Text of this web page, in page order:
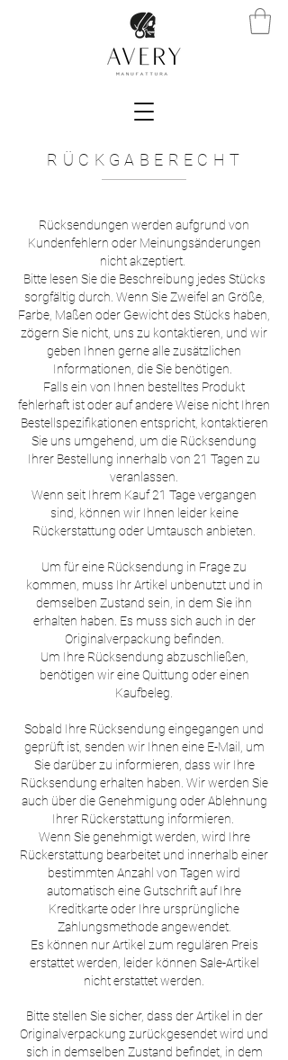
RÜCKGABERECHT
Rücksendungen werden aufgrund von
Kundenfehlern oder Meinungsänderungen
nicht akzeptiert.
Bitte lesen Sie die Beschreibung jedes Stücks
sorgfältig durch. Wenn Sie Zweifel an Größe,
Farbe, Maßen oder Gewicht des Stücks haben,
zögern Sie nicht, uns zu kontaktieren, und wir
geben Ihnen gerne alle zusätzlichen
Informationen, die Sie benötigen.
Falls ein von Ihnen bestelltes Produkt
fehlerhaft ist oder auf andere Weise nicht Ihren
Bestellspezifikationen entspricht, kontaktieren
Sie uns umgehend, um die Rücksendung
Ihrer Bestellung innerhalb von 21 Tagen zu
veranlassen.
Wenn seit Ihrem Kauf 21 Tage vergangen
sind, können wir Ihnen leider keine
Rückerstattung oder Umtausch anbieten.
Um für eine Rücksendung in Frage zu
kommen, muss Ihr Artikel unbenutzt und in
demselben Zustand sein, in dem Sie ihn
erhalten haben. Es muss sich auch in der
Originalverpackung befinden.
Um Ihre Rücksendung abzuschließen,
benötigen wir eine Quittung oder einen
Kaufbeleg.
Sobald Ihre Rücksendung eingegangen und
geprüft ist, senden wir Ihnen eine E-Mail, um
Sie darüber zu informieren, dass wir Ihre
Rücksendung erhalten haben. Wir werden Sie
auch über die Genehmigung oder Ablehnung
Ihrer Rückerstattung informieren.
Wenn Sie genehmigt werden, wird Ihre
Rückerstattung bearbeitet und innerhalb einer
bestimmten Anzahl von Tagen wird
automatisch eine Gutschrift auf Ihre
Kreditkarte oder Ihre ursprüngliche
Zahlungsmethode angewendet.
Es können nur Artikel zum regulären Preis
erstattet werden, leider können Sale-Artikel
nicht erstattet werden.
Bitte stellen Sie sicher, dass der Artikel in der
Originalverpackung zurückgesendet wird und
sich in demselben Zustand befindet, in dem